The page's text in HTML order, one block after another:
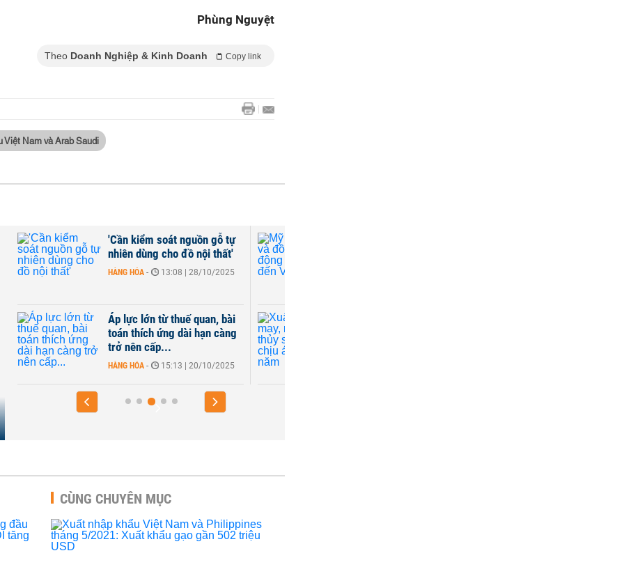
Phùng Nguyệt
Theo Doanh Nghiệp & Kinh Doanh Copy link
Việt Nam và Arab Saudi
'Cần kiểm soát nguồn gỗ tự
nhiên dùng cho đồ nội thất'
HÀNG HÓA - 13:08 | 28/10/2025
Áp lực lớn từ thuế quan, bài
toán thích ứng dài hạn càng
trở nên cấp...
HÀNG HÓA - 15:13 | 20/10/2025
CÙNG CHUYÊN MỤC